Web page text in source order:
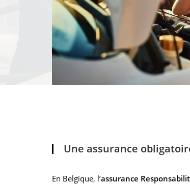
Une assurance
En Belgique, l’assurance